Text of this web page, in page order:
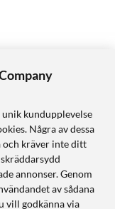
kundupplevelse
Några av dessa
och kräver inte ditt
annonser. Genom
av sådana
vill godkänna via